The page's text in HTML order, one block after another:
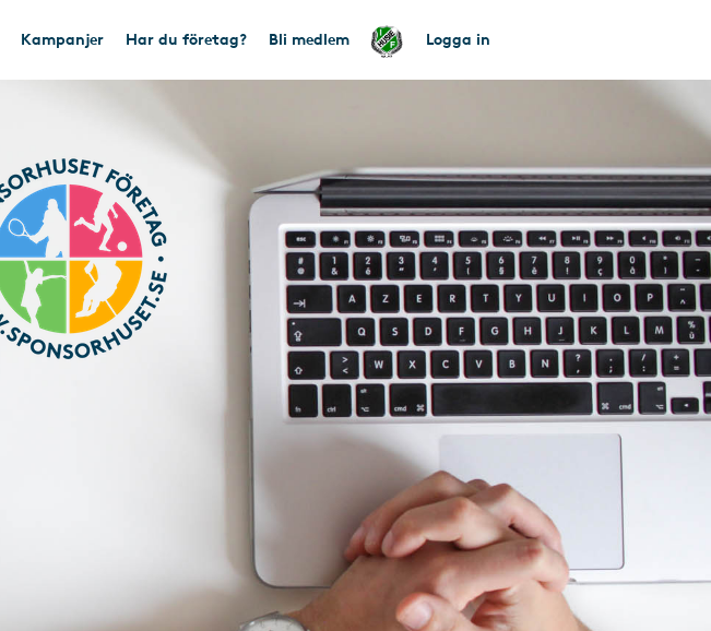
Kampanjer Har du företag? Bli medlem Logga in